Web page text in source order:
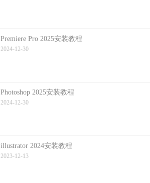
Premiere Pro 2025安装教程
2024-12-30
Photoshop 2025安装教程
2024-12-30
illustrator 2024安装教程
2023-12-13